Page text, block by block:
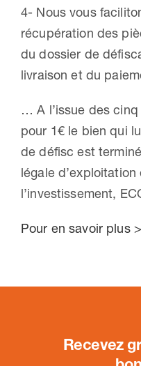
4- Nous vous
récupération des
du dossier de
livraison et du
… A l’issue des
pour 1€ le bien qui
de défisc est
légale
l’investissement,
Pour en savoir plus >
Recevez